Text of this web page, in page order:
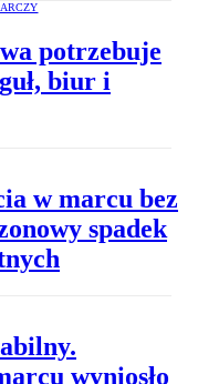
potrzebuje
biur i
w marcu bez
spadek
wyniosło